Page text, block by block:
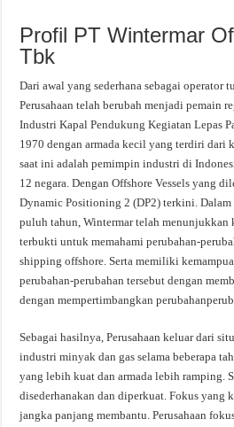
Profil PT Wintermar
Tbk
Dari awal yang sederhana sebagai operator
Perusahaan telah berubah menjadi pemain
Industri Kapal Pendukung Kegiatan Lepas
1970 dengan armada kecil yang terdiri dari
saat ini adalah pemimpin industri di
12 negara. Dengan Offshore Vessels yang
Dynamic Positioning 2 (DP2) terkini.
puluh tahun, Wintermar telah menunjukkan
terbukti untuk memahami perubahan-
shipping offshore. Serta memiliki
perubahan-perubahan tersebut dengan
dengan mempertimbangkan
Sebagai hasilnya, Perusahaan keluar dari
industri minyak dan gas selama beberapa
yang lebih kuat dan armada lebih ramping.
disederhanakan dan diperkuat. Fokus yang
jangka panjang membantu. Perusahaan